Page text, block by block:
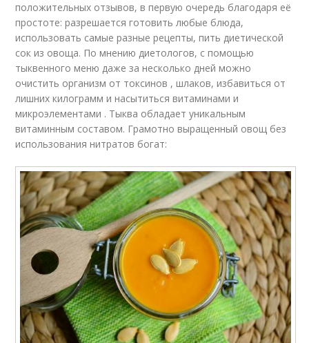
положительных отзывов, в первую очередь благодаря её
простоте: разрешается готовить любые блюда,
использовать самые разные рецепты, пить диетической
сок из овоща. По мнению диетологов, с помощью
тыквенного меню даже за несколько дней можно
очистить организм от токсинов , шлаков, избавиться от
лишних килограмм и насытиться витаминами и
микроэлементами . Тыква обладает уникальным
витаминным составом. Грамотно выращенный овощ без
использования нитратов богат: